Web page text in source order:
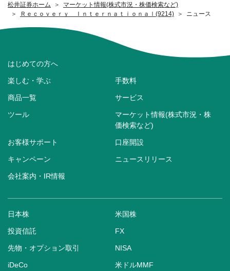
松井証券ホーム
マーケット情報(株式市況・株価検索など)
Ｒｅｃｏｖｅｒｙ Ｉｎｔｅｒｎａｔｉｏｎａｌ(9214)
ニュース
はじめての方へ
楽しむ・学ぶ 手数料
商品一覧 サービス
ツール
マーケット情報(株式市況・株
価検索など)
お客様サポート 口座開設
キャンペーン ニュースリリース
会社案内・IR情報
日本株 米国株
投資信託 FX
先物・オプション取引 NISA
iDeCo 米ドルMMF